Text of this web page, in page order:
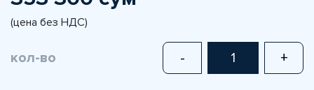
(цена без НДС)
кол-во - +